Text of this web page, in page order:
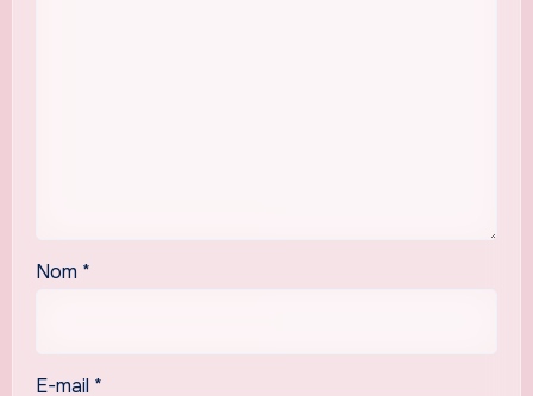
Nom *
E-mail *